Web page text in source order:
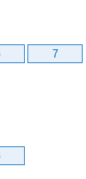
7